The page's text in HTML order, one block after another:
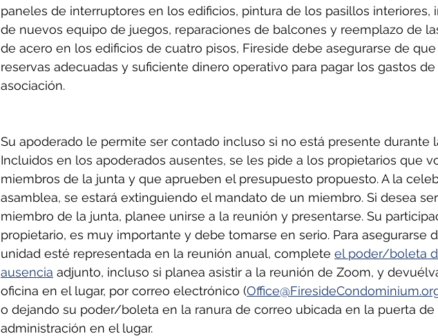
paneles de interruptores en los edificios, pintura de los pasillos interiores,
de nuevos equipo de juegos, reparaciones de balcones y reemplazo de
de acero en los edificios de cuatro pisos, Fireside debe asegurarse de que
reservas adecuadas y suficiente dinero operativo para pagar los gastos de
asociación.
Su apoderado le permite ser contado incluso si no está presente durante
Incluidos en los apoderados ausentes, se les pide a los propietarios que
miembros de la junta y que aprueben el presupuesto propuesto. A la
asamblea, se estará extinguiendo el mandato de un miembro. Si desea
miembro de la junta, planee unirse a la reunión y presentarse. Su
propietario, es muy importante y debe tomarse en serio. Para asegurarse
unidad esté representada en la reunión anual, complete el poder/boleta
ausencia adjunto, incluso si planea asistir a la reunión de Zoom, y
oficina en el lugar, por correo electrónico (
o dejando su poder/boleta en la ranura de correo ubicada en la puerta de
administración en el lugar.